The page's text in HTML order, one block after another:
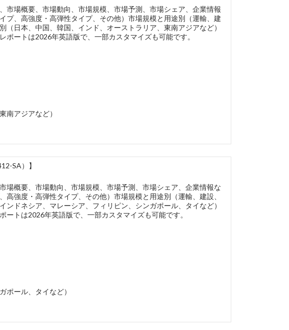
場概要、市場動向、市場規模、市場予測、市場シェア、企業情報
プ、高強度・高弾性タイプ、その他）市場規模と用途別（運輸、建
日本、中国、韓国、インド、オーストラリア、東南アジアなど）
ートは2026年英語版で、一部カスタマイズも可能です。
南アジアなど）
SA）】
概要、市場動向、市場規模、市場予測、市場シェア、企業情報な
強度・高弾性タイプ、その他）市場規模と用途別（運輸、建設、
ドネシア、マレーシア、フィリピン、シンガポール、タイなど）
トは2026年英語版で、一部カスタマイズも可能です。
ポール、タイなど）